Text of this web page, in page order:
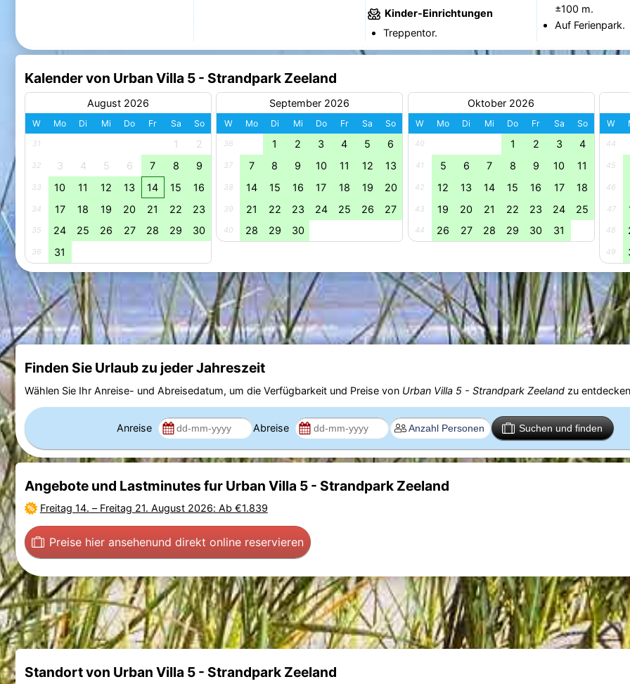
Kinder-Einrichtungen
Treppentor.
±100 m.
Auf Ferienpark.
Kalender von Urban Villa 5 - Strandpark Zeeland
August 2026
W Mo Di Mi Do Fr Sa So
31 1 2
32 3 4 5 6 7 8 9
33 10 11 12 13 14 15 16
34 17 18 19 20 21 22 23
35 24 25 26 27 28 29 30
36 31
September 2026
W Mo Di Mi Do Fr Sa So
36 1 2 3 4 5 6
37 7 8 9 10 11 12 13
38 14 15 16 17 18 19 20
39 21 22 23 24 25 26 27
40 28 29 30
Oktober 2026
W Mo Di Mi Do Fr Sa So
40 1 2 3 4
41 5 6 7 8 9 10 11
42 12 13 14 15 16 17 18
43 19 20 21 22 23 24 25
44 26 27 28 29 30 31
W
44
45
46
47
48
49
Finden Sie Urlaub zu jeder Jahreszeit
Wählen Sie Ihr Anreise- und Abreisedatum, um die Verfügbarkeit und Preise von Urban Villa 5 - Strandpark Zeelandzu
Anreise Abreise Suchen und finden
Angebote und Lastminutes fur Urban Villa 5 - Strandpark Zeeland
Freitag 14. – Freitag 21. August 2026: Ab €1.839
Preise hier ansehenund direkt online reservieren
Standort von Urban Villa 5 - Strandpark Zeeland